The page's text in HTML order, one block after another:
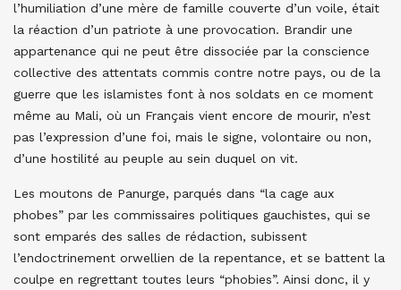
l’humiliation d’une mère de famille couverte d’un voile, était
la réaction d’un patriote à une provocation. Brandir une
appartenance qui ne peut être dissociée par la conscience
collective des attentats commis contre notre pays, ou de la
guerre que les islamistes font à nos soldats en ce moment
même au Mali, où un Français vient encore de mourir, n’est
pas l’expression d’une foi, mais le signe, volontaire ou non,
d’une hostilité au peuple au sein duquel on vit.
Les moutons de Panurge, parqués dans “la cage aux
phobes” par les commissaires politiques gauchistes, qui se
sont emparés des salles de rédaction, subissent
l’endoctrinement orwellien de la repentance, et se battent la
coulpe en regrettant toutes leurs “phobies”. Ainsi donc, il y